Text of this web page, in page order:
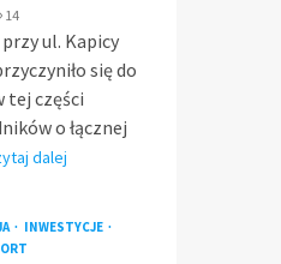
14
ul. Kapicy
się do
tej części
o łącznej
dalej
INWESTYCJE